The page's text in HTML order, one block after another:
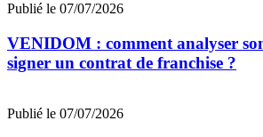
Publié le 07/07/2026
VENIDOM : comment analyser
signer un contrat de franchise ?
Publié le 07/07/2026